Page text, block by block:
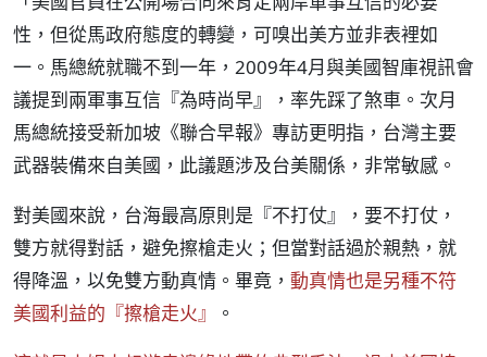
性，但從馬政府態度的轉變，可嗅出美方並非表裡如
一。馬總統就職不到一年，2009年4月與美國智庫視訊會
議提到兩軍事互信『為時尚早』，率先踩了煞車。次月
馬總統接受新加坡《聯合早報》專訪更明指，台灣主要
武器裝備來自美國，此議題涉及台美關係，非常敏感。
對美國來說，台海最高原則是『不打仗』，要不打仗，
雙方就得對話，避免擦槍走火；但當對話過於親熱，就
得降溫，以免雙方動真情。畢竟， 動真情也是另種不符
美國利益的『擦槍走火』
。